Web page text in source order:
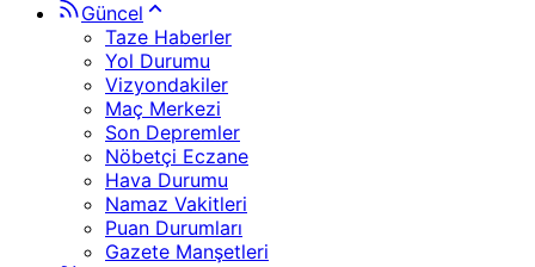
Güncel
Taze Haberler
Yol Durumu
Vizyondakiler
Maç Merkezi
Son Depremler
Nöbetçi Eczane
Hava Durumu
Namaz Vakitleri
Puan Durumları
Gazete Manşetleri